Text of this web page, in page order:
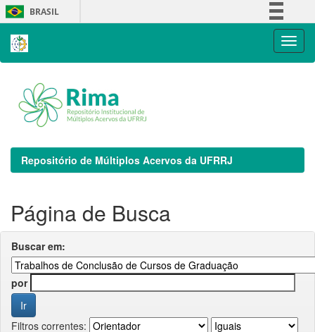
Skip
navigation
BRASIL
Repositório de Múltiplos Acervos da UFRRJ
Página de Busca
Buscar em:
por
Filtros correntes: